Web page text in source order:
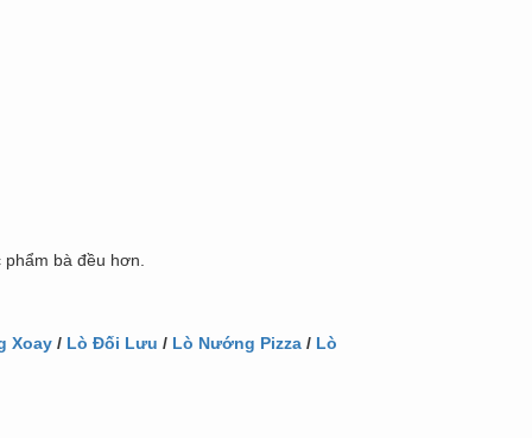
phẩm bà đều hơn.
Xoay / Lò Đối Lưu / Lò Nướng Pizza / Lò